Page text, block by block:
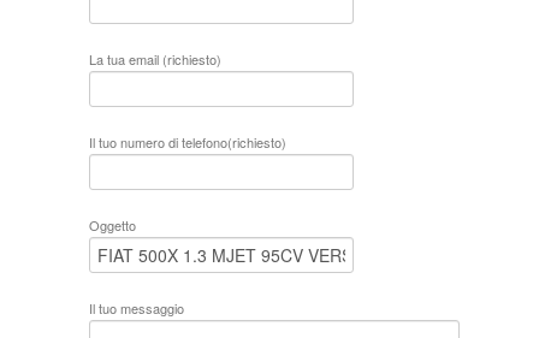
La tua email (richiesto)
Il tuo numero di telefono(richiesto)
Oggetto
Il tuo messaggio